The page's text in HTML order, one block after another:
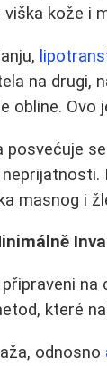
kože i
na drugi,
obline.
posvećuje
masnog i
které
odnosno